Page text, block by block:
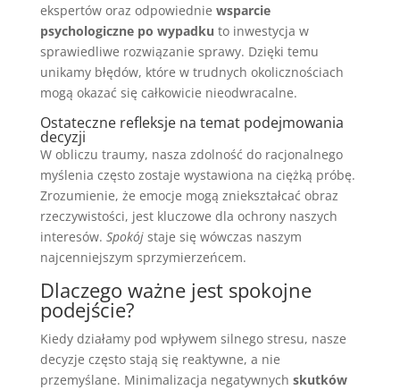
ekspertów oraz odpowiednie wsparcie
psychologiczne po wypadku to inwestycja w
sprawiedliwe rozwiązanie sprawy. Dzięki temu
unikamy błędów, które w trudnych okolicznościach
mogą okazać się całkowicie nieodwracalne.
Ostateczne refleksje na temat podejmowania
decyzji
W obliczu traumy, nasza zdolność do racjonalnego
myślenia często zostaje wystawiona na ciężką próbę.
Zrozumienie, że emocje mogą zniekształcać obraz
rzeczywistości, jest kluczowe dla ochrony naszych
interesów. Spokójstaje się wówczas naszym
najcenniejszym sprzymierzeńcem.
Dlaczego ważne jest spokojne
podejście?
Kiedy działamy pod wpływem silnego stresu, nasze
decyzje często stają się reaktywne, a nie
przemyślane. Minimalizacja negatywnych skutków